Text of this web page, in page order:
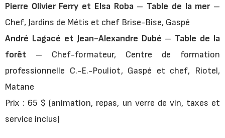
Pierre Olivier Ferry et Elsa Roba – Table de la mer–
Chef, Jardins de Métis et chef Brise-Bise, Gaspé
André Lagacé et Jean-Alexandre Dubé – Table de la
forêt – Chef-formateur, Centre de formation
professionnelle C.-E.-Pouliot, Gaspé et chef, Riotel,
Matane
Prix : 65 $ (animation, repas, un verre de vin, taxes et
service inclus)